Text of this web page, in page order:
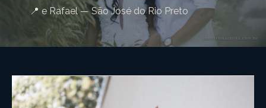
📍 e Rafael — São José do Rio Preto